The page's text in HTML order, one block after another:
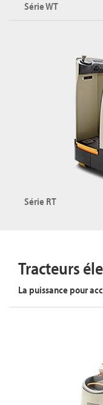
Série WT
Capacité maximale :
Plateforme : rabattable
Série RT
Tracteurs
La puissance pour